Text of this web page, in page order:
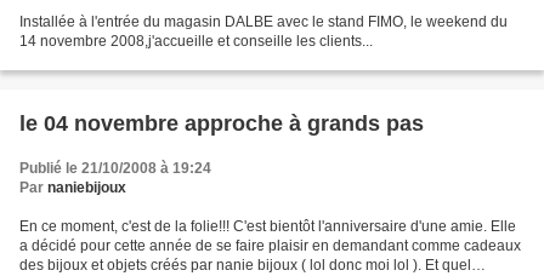
Installée à l'entrée du magasin DALBE avec le stand FIMO, le weekend du
14 novembre 2008,j'accueille et conseille les clients...
le 04 novembre approche à grands pas
Publié le 21/10/2008 à 19:24
Par naniebijoux
En ce moment, c'est de la folie!!! C'est bientôt l'anniversaire d'une amie. Elle
a décidé pour cette année de se faire plaisir en demandant comme cadeaux
des bijoux et objets créés par nanie bijoux ( lol donc moi lol ). Et quel